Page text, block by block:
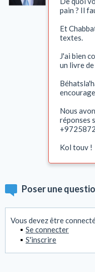
pain ? Il
Et
textes.
J'ai bien
un livre
Nous
réponses
Kol touv !
Poser une
Vous devez être
Se connecter
S'inscrire